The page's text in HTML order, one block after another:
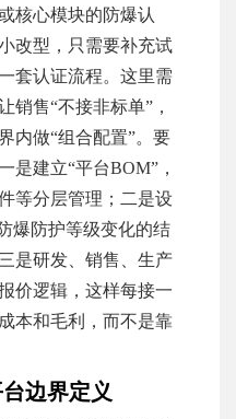
核心模块的防爆认
改型，只需要补充试
套认证流程。这里需
销售“不接非标单”，
内做“组合配置”。要
是建立“平台BOM”，
等分层管理；二是设
爆防护等级变化的结
是研发、销售、生产
价逻辑，这样每接一
本和毛利，而不是靠
边界定义